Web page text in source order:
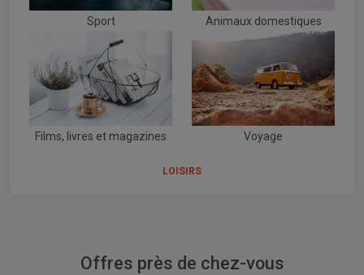
Sport Animaux domestiques
Films, livres et magazines Voyage
LOISIRS
Offres près de chez-vous